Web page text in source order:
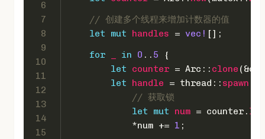
6
7
8
9
10
11
12
13
14
15
// 创建多个线程来增加计数器的值
let
mut handles = vec! [];
for
in 0 .. 5 {
let
counter = Arc:: clone
let
handle = thread:: spawn
// 获取锁
let
mut num = counter.
            *num +=
1 ;